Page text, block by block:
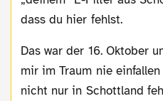
dass du hier fehlst.
Das war der 16. Oktober um 17:00 Uhr. Da hätte ich
mir im Traum nie
nicht nur in Schottland